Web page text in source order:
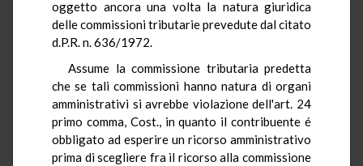
oggetto ancora una volta la natura giuridica
delle commissioni tributarie prevedute dal citato
d.P.R. n. 636/1972.
Assume la commissione tributaria predetta
che se tali commissioni hanno natura di organi
amministrativi si avrebbe violazione dell'art. 24
primo comma, Cost., in quanto il contribuente é
obbligato ad esperire un ricorso amministrativo
prima di scegliere fra il ricorso alla commissione